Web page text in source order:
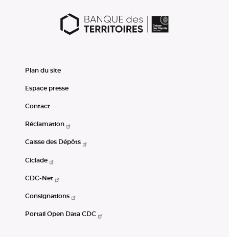
Plan du site
Espace presse
Contact
Réclamation
Caisse des Dépôts
Ciclade
CDC-Net
Consignations
Portail Open Data CDC